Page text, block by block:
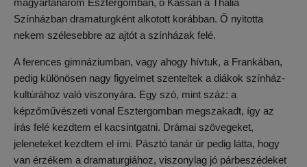
magyartanárom Esztergomban, ő Kassán a Thália
Színházban dramaturgként alkotott korábban. Ő nyitotta
nekem szélesebbre az ajtót a színházak felé.
A ferences gimnáziumban, vagy ahogy hívtuk, a Frankában,
pedig különösen nagy figyelmet szenteltek a diákok színház-
kultúrához való viszonyára. Egy szó, mint száz: a
képzőművészeti vonal Esztergomban megszakadt, így az
írás felé kezdtem el kacsintgatni. Drámai szövegeket,
jeleneteket kezdtem el írni. Pásztó tanár úr pedig látta, hogy
van érzékem a dramaturgiához, viszonylag jó párbeszédeket